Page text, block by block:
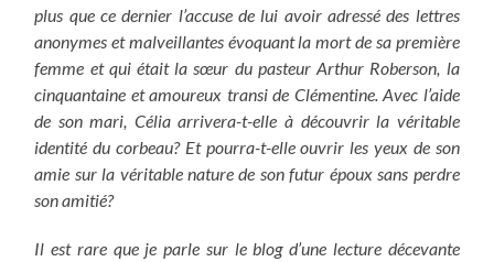
plus que ce dernier l’accuse de lui avoir adressé des lettres
anonymes et malveillantes évoquant la mort de sa première
femme et qui était la sœur du pasteur Arthur Roberson, la
cinquantaine et amoureux transi de Clémentine. Avec l’aide
de son mari, Célia arrivera-t-elle à découvrir la véritable
identité du corbeau? Et pourra-t-elle ouvrir les yeux de son
amie sur la véritable nature de son futur époux sans perdre
son amitié?
Il est rare que je parle sur le blog d’une lecture décevante